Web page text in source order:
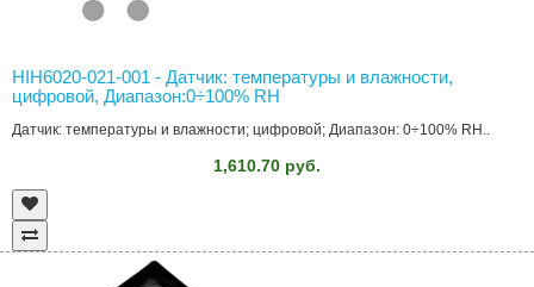
HIH6020-021-001 - Датчик: температуры и влажности,
цифровой, Диапазон:0÷100% RH
Датчик: температуры и влажности; цифровой; Диапазон: 0÷100% RH..
1,610.70 руб.